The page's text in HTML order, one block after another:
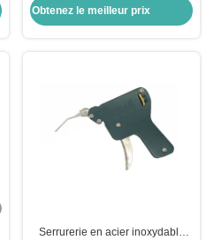
indispensable pour les serrures
et les portes robustes
Obtenez le meilleur prix
Serrurerie en acier inoxydable